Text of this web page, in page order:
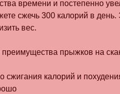
времени и постепенно
сжечь 300 калорий в
вес.
преимущества прыжков на
сжигания калорий и